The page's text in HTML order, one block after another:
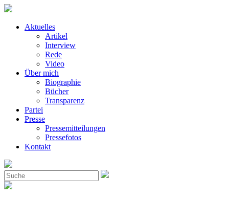
Aktuelles
Artikel
Interview
Rede
Video
Über mich
Biographie
Bücher
Transparenz
Partei
Presse
Pressemitteilungen
Pressefotos
Kontakt